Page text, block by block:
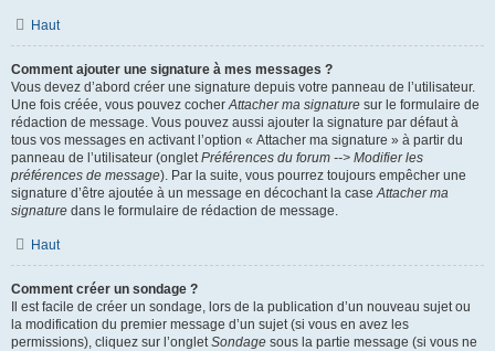
Haut
Comment ajouter une signature à mes messages ?
Vous devez d’abord créer une signature depuis votre panneau de l’utilisateur.
Une fois créée, vous pouvez cocherAttacher ma signature sur le formulaire de
rédaction de message. Vous pouvez aussi ajouter la signature par défaut à
tous vos messages en activant l’option « Attacher ma signature » à partir du
panneau de l’utilisateur (ongletPréférences du forum --> Modifier les
préférences de message). Par la suite, vous pourrez toujours empêcher une
signature d’être ajoutée à un message en décochant la caseAttacher ma
signature dans le formulaire de rédaction de message.
Haut
Comment créer un sondage ?
Il est facile de créer un sondage, lors de la publication d’un nouveau sujet ou
la modification du premier message d’un sujet (si vous en avez les
permissions), cliquez sur l’ongletSondage sous la partie message (si vous ne